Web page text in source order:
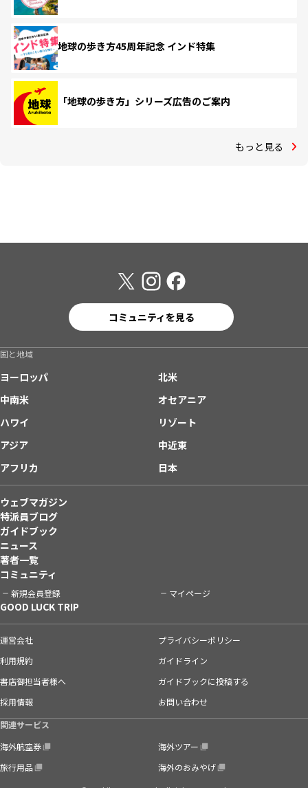
地球の歩き方45周年記念 インド特集
「地球の歩き方」シリーズ広告のご案内
もっと見る
コミュニティを見る
国と地域
ヨーロッパ
北米
中南米
オセアニア
ハワイ
リゾート
アジア
中近東
アフリカ
日本
ウェブマガジン
特派員ブログ
ガイドブック
ニュース
著者一覧
コミュニティ
新規会員登録 マイページ
GOOD LUCK TRIP
運営会社
プライバシーポリシー
利用規約
ガイドライン
書店御担当者様へ
ガイドブックに投稿する
採用情報
お問い合わせ
関連サービス
海外航空券
海外ツアー
旅行用品
海外のおみやげ